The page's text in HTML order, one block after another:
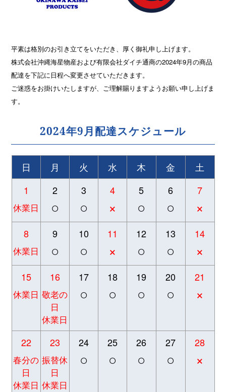
平素は格別のお引き立てをいただき、厚く御礼申し上げます。
株式会社沖縄海星物産および有限会社ダイチ通商の2024年9月の商品
配達を下記に日程へ変更させていただきます。
ご迷惑をお掛けいたしますが、ご理解賜りますようお願い申し上げま
す。
2024年9月配達スケジュール
日 月 火 水 木 金
土
1
休業日
2
○
3
○
4
×
5
○
6
○
7
×
8
休業日
9
○
10
○
11
×
12
○
13
○
14
×
15
休業日
16
敬老の
日
休業日
17
○
18
○
19
○
20
○
21
×
22
春分の
日
休業日
23
振替休
日
休業日
24
○
25
○
26
○
27
○
28
×